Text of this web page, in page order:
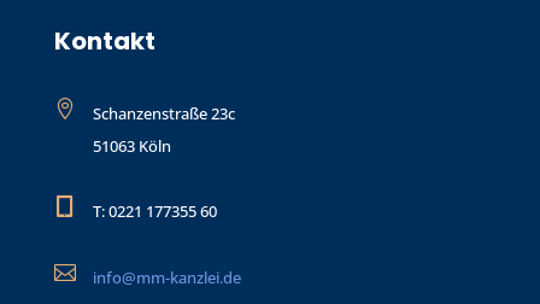
Kontakt

Schanzenstraße 23c
51063 Köln
T: 0221 177355 60
 info@mm-kanzlei.de